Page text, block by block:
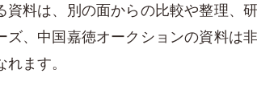
料は、別の面からの比較や整理、
、中国嘉徳オークションの資料は
ます。